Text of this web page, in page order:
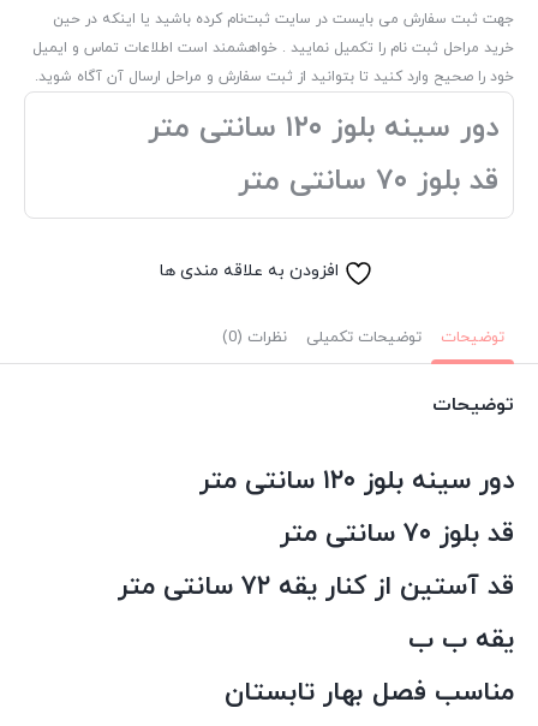
جهت ثبت سفارش می بایست در سایت ثبت‌نام کرده باشید یا اینکه در حین
خرید مراحل ثبت نام را تکمیل نمایید . خواهشمند است اطلاعات تماس و ایمیل
خود را صحیح وارد کنید تا بتوانید از ثبت سفارش و مراحل ارسال آن آگاه شوید.
دور سینه بلوز ۱۲۰ سانتی متر
قد بلوز ۷۰ سانتی متر
افزودن به علاقه مندی ها
توضیحات توضیحات تکمیلی نظرات (0)
توضیحات
دور سینه بلوز ۱۲۰ سانتی متر
قد بلوز ۷۰ سانتی متر
قد آستین از کنار یقه ۷۲ سانتی متر
یقه ب ب
مناسب فصل بهار تابستان